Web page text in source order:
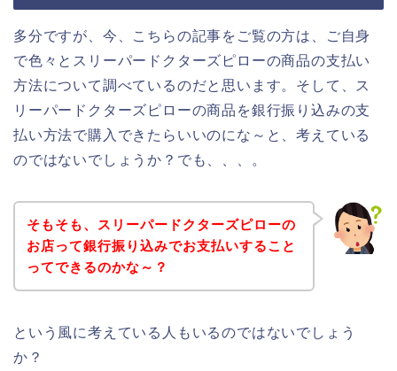
多分ですが、今、こちらの記事をご覧の方は、ご自身
で色々とスリーパードクターズピローの商品の支払い
方法について調べているのだと思います。そして、ス
リーパードクターズピローの商品を銀行振り込みの支
払い方法で購入できたらいいのにな～と、考えている
のではないでしょうか？でも、、、。
そもそも、スリーパードクターズピローの
お店って銀行振り込みでお支払いすること
ってできるのかな～？
という風に考えている人もいるのではないでしょう
か？